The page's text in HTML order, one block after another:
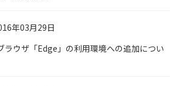
年03月29日
ウザ「Edge」の利用環境への追加につい